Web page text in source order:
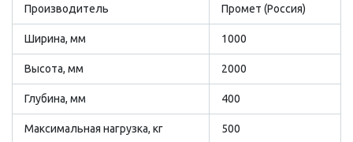
Производитель Промет (Россия)
Ширина, мм 1000
Высота, мм 2000
Глубина, мм 400
Максимальная нагрузка, кг 500